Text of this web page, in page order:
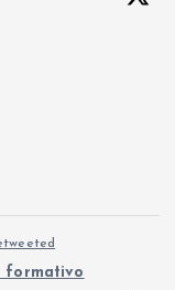
formativo